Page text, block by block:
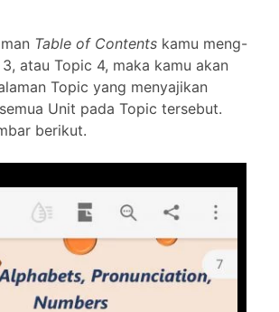
Table of Contents kamu meng-
atau Topic 4, maka kamu akan
Topic yang menyajikan
Unit pada Topic tersebut.
berikut.